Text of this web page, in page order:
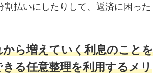
払いにしたりして、返済に困った
ら増えていく利息のことを
る任意整理を利用するメリ